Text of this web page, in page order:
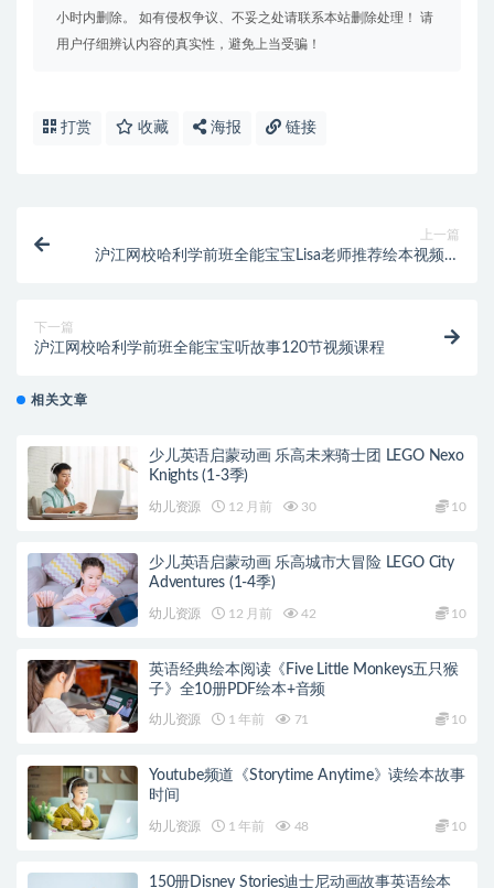
小时内删除。 如有侵权争议、不妥之处请联系本站删除处理！ 请
用户仔细辨认内容的真实性，避免上当受骗！
打赏 收藏 海报 链接
上一篇
沪江网校哈利学前班全能宝宝Lisa老师推荐绘本视频课
下一篇
沪江网校哈利学前班全能宝宝听故事120节视频课程
相关文章
少儿英语启蒙动画 乐高未来骑士团 LEGO Nexo
Knights (1-3季)
幼儿资源 12 月前 30 10
少儿英语启蒙动画 乐高城市大冒险 LEGO City
Adventures (1-4季)
幼儿资源 12 月前 42 10
英语经典绘本阅读《Five Little Monkeys五只猴
子》全10册PDF绘本+音频
幼儿资源 1 年前 71 10
Youtube频道《Storytime Anytime》读绘本故事
时间
幼儿资源 1 年前 48 10
150册Disney Stories迪士尼动画故事英语绘本